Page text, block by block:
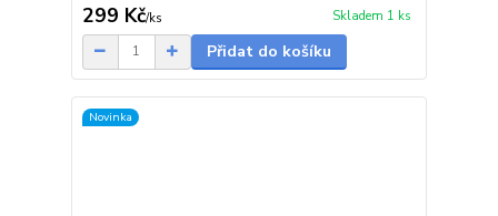
299 Kč/ks Skladem 1 ks
Přidat do košíku
Novinka